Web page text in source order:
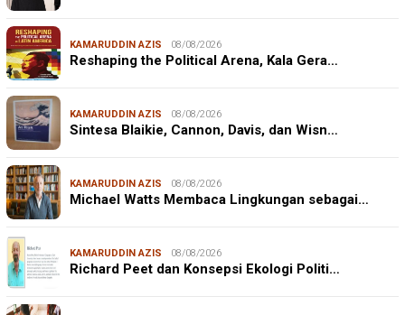
KAMARUDDIN AZIS 08/08/2026
Reshaping the Political Arena, Kala Gera…
KAMARUDDIN AZIS 08/08/2026
Sintesa Blaikie, Cannon, Davis, dan Wisn…
KAMARUDDIN AZIS 08/08/2026
Michael Watts Membaca Lingkungan sebagai…
KAMARUDDIN AZIS 08/08/2026
Richard Peet dan Konsepsi Ekologi Politi…